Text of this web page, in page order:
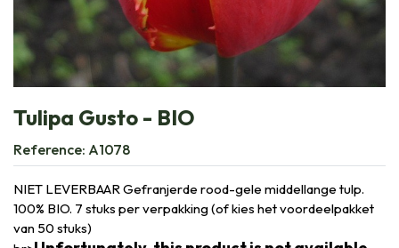
Tulipa Gusto - BIO
Reference: A1078
NIET LEVERBAAR Gefranjerde rood-gele middellange tulp.
100% BIO. 7 stuks per verpakking (of kies het voordeelpakket
van 50 stuks)